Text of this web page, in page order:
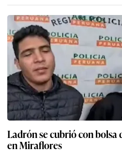
Ladrón se cubrió con bolsa
en Miraflores